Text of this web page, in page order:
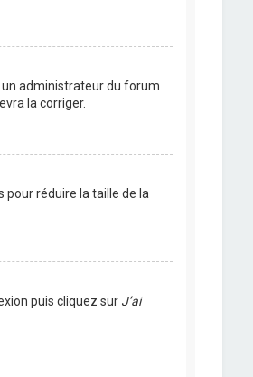
un administrateur du forum
la corriger.
pour réduire la taille de la
puis cliquez sur J’ai